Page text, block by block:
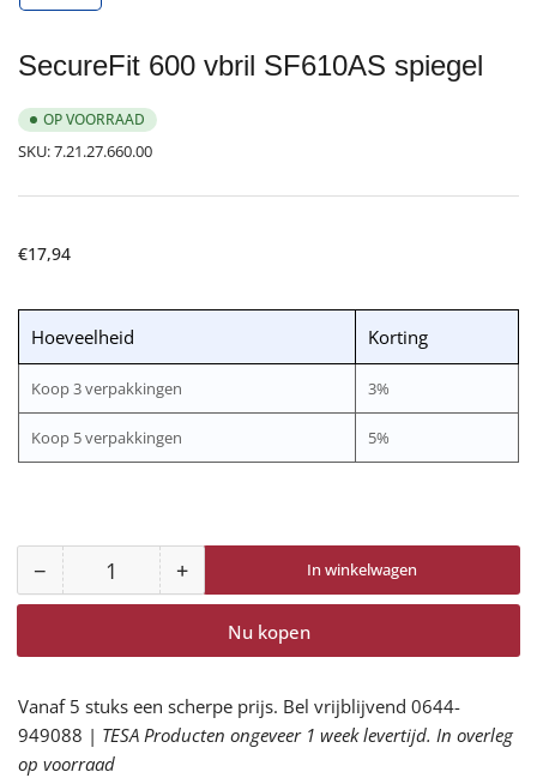
galerijweergave
SecureFit 600 vbril SF610AS spiegel
OP VOORRAAD
SKU:7.21.27.660.00
Normale
€17,94
Hoeveelheid Korting
Koop 3 verpakkingen 3%
Koop 5 verpakkingen 5%
−Aantal
voor
vbril
SF610AS
spiegel
Aantal +Aantal
voor
SecureFit
vbril
SF610AS
spiegel
In winkelwagen
Nu kopen
Vanaf 5 stuks een scherpe prijs. Bel vrijblijvend 0644-
949088 | TESA Producten ongeveer 1 week levertijd. In overleg
op voorraad